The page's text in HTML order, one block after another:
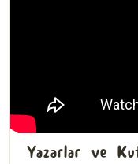
Yazarlar ve